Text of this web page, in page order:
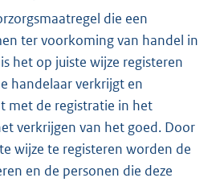
die een
ter voorkoming van handel in
het op juiste wijze registeren
handelaar verkrijgt en
met de registratie in het
verkrijgen van het goed. Door
wijze te registeren worden de
en de personen die deze